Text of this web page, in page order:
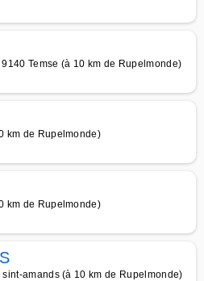
Temse (à 10 km de Rupelmonde)
km de Rupelmonde)
km de Rupelmonde)
amands (à 10 km de Rupelmonde)